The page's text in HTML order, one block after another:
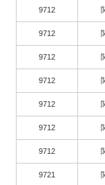
9712
9712
9712
9712
9712
9712
9712
9721